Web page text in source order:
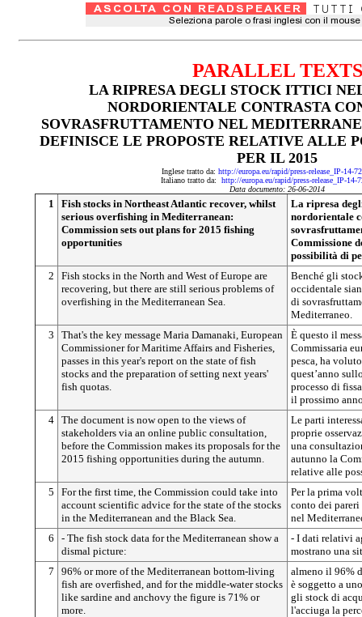
PARALLEL TEXTS
LA RIPRESA DEGLI STOCK ITTICI
NORDORIENTALE CONTRASTA
SOVRASFRUTTAMENTO NEL
DEFINISCE LE PROPOSTE RELATIVE ALLE
PER IL 2015
Inglese tratto da: http://europa.eu/rapid/press-release_IP-14-
Italiano tratto da: http://europa.eu/rapid/press-release_IP-14-
Data documento: 26-06-2014
1
Fish stocks in Northeast Atlantic recover, whilst
serious overfishing in Mediterranean:
Commission sets out plans for 2015 fishing
opportunities
La ripresa
nordorientale
Commissione
possibilità di
2
Fish stocks in the North and West of Europe are
recovering, but there are still serious problems of
overfishing in the Mediterranean Sea.
Benché gli
occidentale
di
Mediterraneo.
3
That's the key message Maria Damanaki, European
Commissioner for Maritime Affairs and Fisheries,
passes in this year's report on the state of fish
stocks and the preparation of setting next years'
fish quotas.
È questo il
Commissaria
pesca, ha
quest’anno
processo di
il prossimo
4 The document is now open to the views of
stakeholders via an online public consultation,
before the Commission makes its proposals for the
2015 fishing opportunities during the autumn.
Le parti
proprie
una
autunno la
relative alle
5
For the first time, the Commission could take into
account scientific advice for the state of the stocks
in the Mediterranean and the Black Sea.
Per la prima
conto dei
nel
6
- The fish stock data for the Mediterranean show a
dismal picture:
- I dati relativi
mostrano una
7
96% or more of the Mediterranean bottom-living
fish are overfished, and for the middle-water stocks
like sardine and anchovy the figure is 71% or
more.
almeno il 96%
è soggetto a
gli stock di
l'acciuga la